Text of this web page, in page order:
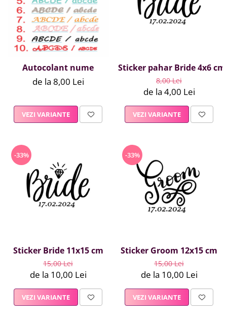
Unicorni si Curcubee
Baloane metalice
Baloane retro
Baloane litere
Baloane personalizate
Autocolant nume
de la 8,00 Lei
VEZI VARIANTE
Sticker pahar Bride 4x6 cm
8,00 Lei
de la 4,00 Lei
VEZI VARIANTE
-33%
Sticker Bride 11x15 cm
15,00 Lei
de la 10,00 Lei
VEZI VARIANTE
-33%
Sticker Groom 12x15 cm
15,00 Lei
de la 10,00 Lei
VEZI VARIANTE